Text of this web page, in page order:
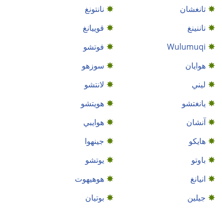
تانغشان
نانتونغ
ناننينغ
قوييانغ
Wulumuqi
فوتشو
هوايان
سوزهو
ليني
لانتشو
يانغتشو
هويتشو
آنشان
هوايبي
هايكو
جينهوا
باوتو
يوتشو
انيانغ
هوهيهوت
جيلين
بوتيان